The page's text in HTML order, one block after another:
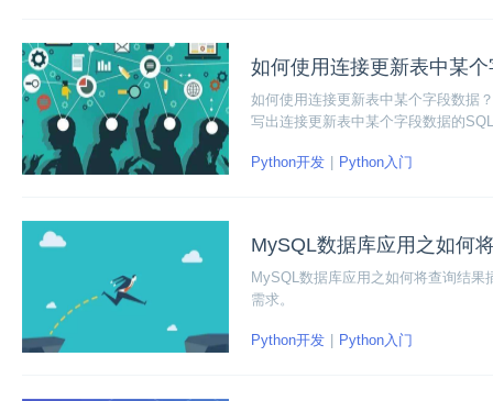
如何使用连接更新表中某
如何使用连接更新表中某个字段数据
写出连接更新表中某个字段数据的
Python开发 Python入门
MySQL数据库应用之如何
MySQL数据库应用之如何将查询结
需求。
Python开发 Python入门